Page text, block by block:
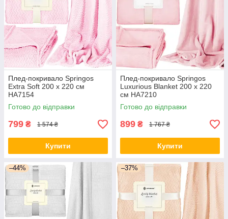
Плед-покривало Springos
Extra Soft 200 x 220 см
HA7154
Готово до відправки
799 ₴ 1 574 ₴
Купити
Плед-покривало Springos
Luxurious Blanket 200 x 220
см HA7210
Готово до відправки
899 ₴ 1 767 ₴
Купити
–44% –37%